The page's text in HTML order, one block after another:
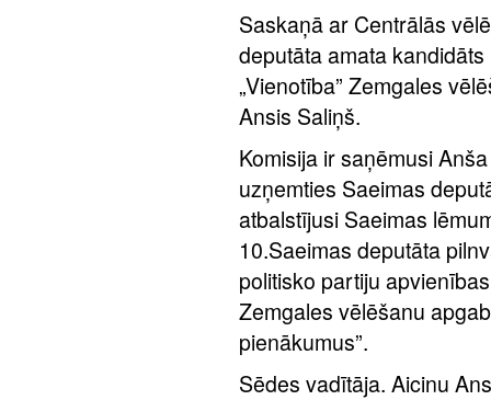
Saskaņā ar Centrālās
deputāta amata
„Vienotība” Zemgales
Ansis Saliņš.
Komisija ir saņēmusi
uzņemties Saeimas
atbalstījusi Saeimas
10.Saeimas deputāta
politisko partiju
Zemgales vēlēšanu
pienākumus”.
Sēdes vadītāja. Aicinu